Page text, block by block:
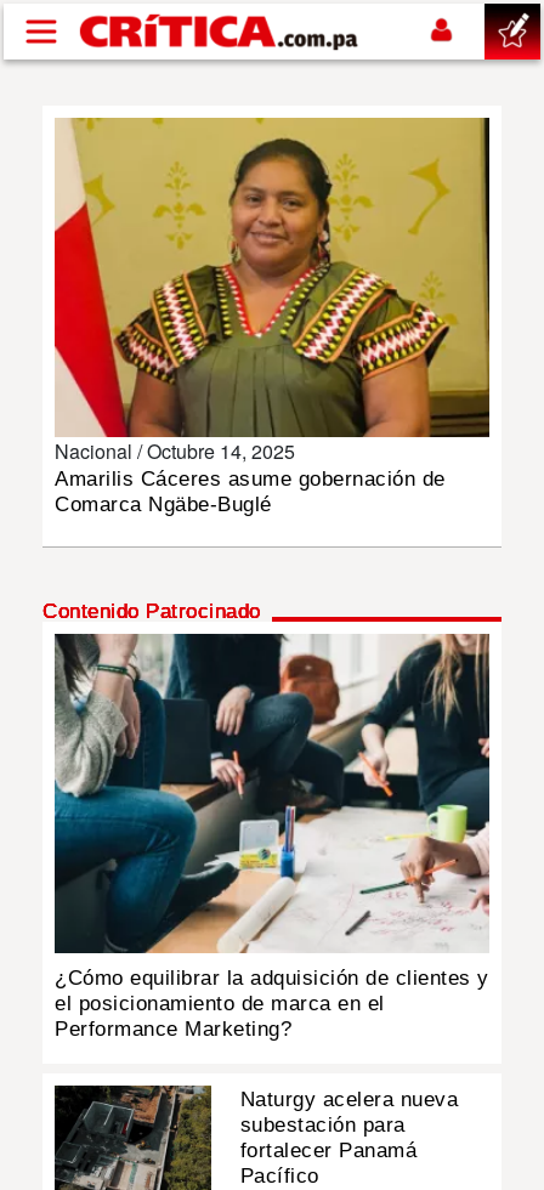
Pasar al contenido principal
SUCESOS
NACIONAL
DEPORTES
MULTIMEDIA
IMPRESO
Nacional /Octubre 14, 2025
Amarilis Cáceres asume gobernación de
Comarca Ngäbe-Buglé
Contenido Patrocinado
¿Cómo equilibrar la adquisición de clientes y
el posicionamiento de marca en el
Performance Marketing?
Naturgy acelera nueva
subestación para
fortalecer Panamá
Pacífico